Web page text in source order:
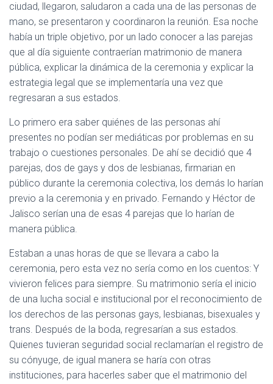
ciudad, llegaron, saludaron a cada una de las personas de
mano, se presentaron y coordinaron la reunión. Esa noche
había un triple objetivo, por un lado conocer a las parejas
que al día siguiente contraerían matrimonio de manera
pública, explicar la dinámica de la ceremonia y explicar la
estrategia legal que se implementaría una vez que
regresaran a sus estados.
Lo primero era saber quiénes de las personas ahí
presentes no podían ser mediáticas por problemas en su
trabajo o cuestiones personales. De ahí se decidió que 4
parejas, dos de gays y dos de lesbianas, firmarian en
público durante la ceremonia colectiva, los demás lo harían
previo a la ceremonia y en privado. Fernando y Héctor de
Jalisco serían una de esas 4 parejas que lo harían de
manera pública.
Estaban a unas horas de que se llevara a cabo la
ceremonia, pero esta vez no sería como en los cuentos: Y
vivieron felices para siempre. Su matrimonio sería el inicio
de una lucha social e institucional por el reconocimiento de
los derechos de las personas gays, lesbianas, bisexuales y
trans. Después de la boda, regresarían a sus estados.
Quienes tuvieran seguridad social reclamarían el registro de
su cónyuge, de igual manera se haría con otras
instituciones, para hacerles saber que el matrimonio del